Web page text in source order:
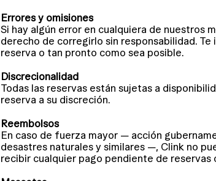
Errores y omisiones
Si hay algún error en cualquiera de nuestros
derecho de corregirlo sin responsabilidad.
reserva o tan pronto como sea posible.
Discrecionalidad
Todas las reservas están sujetas a
reserva a su discreción.
Reembolsos
En caso de fuerza mayor — acción
desastres naturales y similares —, Clink no
recibir cualquier pago pendiente de reservas